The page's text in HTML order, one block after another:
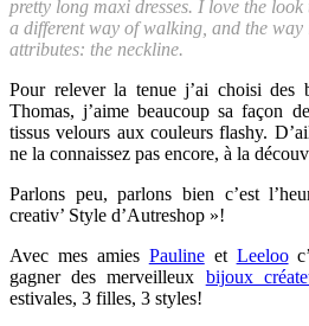
pretty long maxi dresses. I love the look
a different way of walking, and the way
attributes: the neckline.
Pour relever la tenue j’ai choisi des
Thomas, j’aime beaucoup sa façon
tissus velours aux couleurs flashy.
ne la connaissez pas encore, à la
Parlons peu, parlons bien c’est
creativ’ Style d’Autreshop »!
Avec mes amies Paulineet Leeloo
gagner des merveilleux bijoux
estivales, 3 filles, 3 styles!